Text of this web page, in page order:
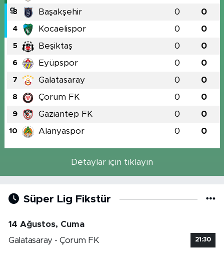
3 Başakşehir 0 0
4 Kocaelispor 0 0
5 Beşiktaş 0 0
6 Eyüpspor 0 0
7 Galatasaray 0 0
8 Çorum FK 0 0
9 Gaziantep FK 0 0
10 Alanyaspor 0 0
Detaylar için tıklayın
Süper Lig Fikstür
14 Ağustos, Cuma
Galatasaray - Çorum FK
21:30